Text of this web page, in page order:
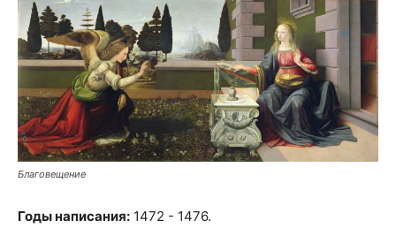
Благовещение
Годы написания: 1472 - 1476.